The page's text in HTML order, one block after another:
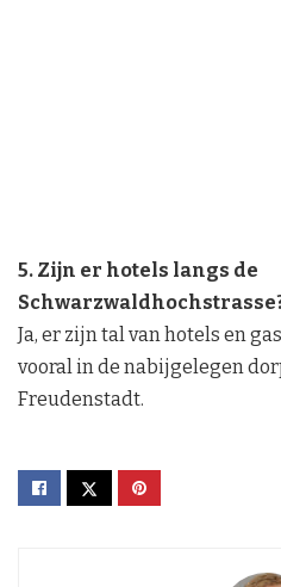
5. Zijn er hotels langs de
Ja, er zijn tal van hotels en
vooral in de nabijgelegen
Freudenstadt.